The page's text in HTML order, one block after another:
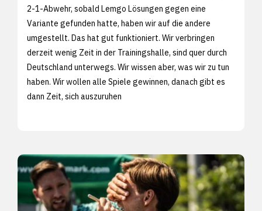
2-1-Abwehr, sobald Lemgo Lösungen gegen eine
Variante gefunden hatte, haben wir auf die andere
umgestellt. Das hat gut funktioniert. Wir verbringen
derzeit wenig Zeit in der Trainingshalle, sind quer durch
Deutschland unterwegs. Wir wissen aber, was wir zu tun
haben. Wir wollen alle Spiele gewinnen, danach gibt es
dann Zeit, sich auszuruhen